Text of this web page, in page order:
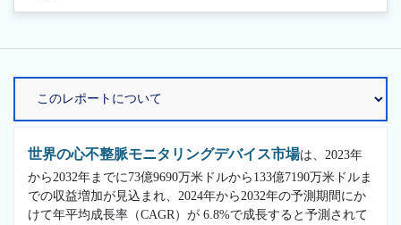
世界の心不整脈モニタリングデバイス市場は、2023年
から2032年までに73億9690万米ドルから133億7190万米ドルま
での収益増加が見込まれ、2024年から2032年の予測期間にか
けて年平均成長率（CAGR）が 6.8%で成長すると予測されて